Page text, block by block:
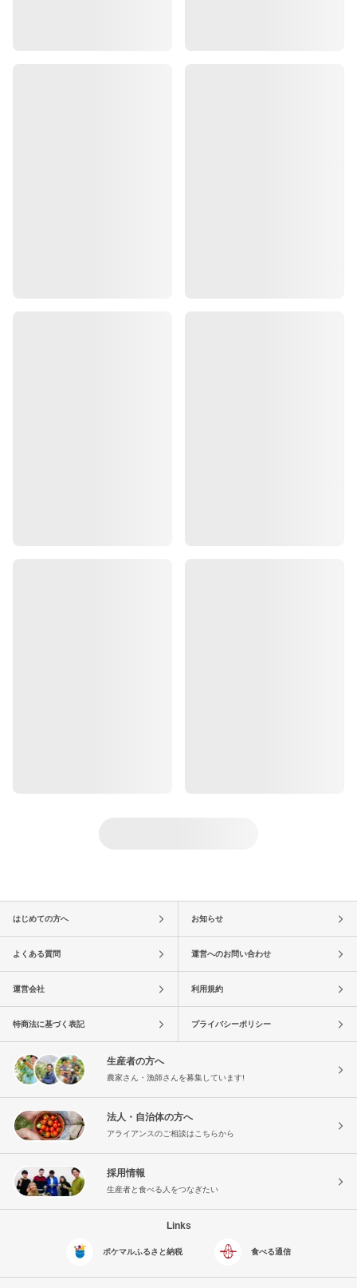
はじめての方へ お知らせ
よくある質問 運営へのお問い合わせ
運営会社 利用規約
特商法に基づく表記 プライバシーポリシー
生産者の方へ
農家さん・漁師さんを募集しています!
法人・自治体の方へ
アライアンスのご相談はこちらから
採用情報
生産者と食べる人をつなぎたい
Links
ポケマルふるさと納税 食べる通信